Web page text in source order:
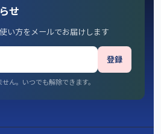
せ
い方をメールでお届けします
登録
ん。いつでも解除できます。